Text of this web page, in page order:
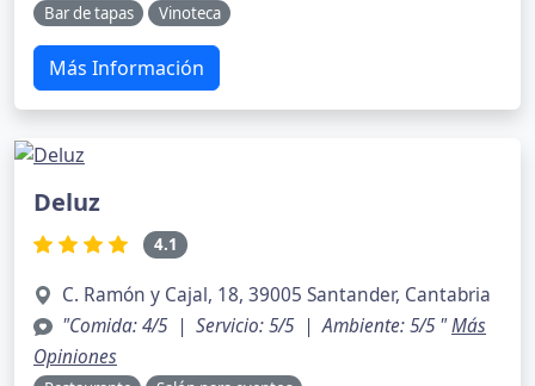
Bar de tapas
Vinoteca
Más Información
Deluz
4.1
C. Ramón y Cajal, 18, 39005 Santander, Cantabria
"Comida: 4/5 | Servicio: 5/5 | Ambiente: 5/5 "Más
Opiniones